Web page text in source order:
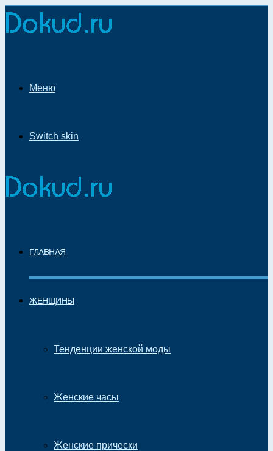
Меню
Switch skin
ГЛАВНАЯ
ЖЕНЩИНЫ
Тенденции женской моды
Женские часы
Женские прически